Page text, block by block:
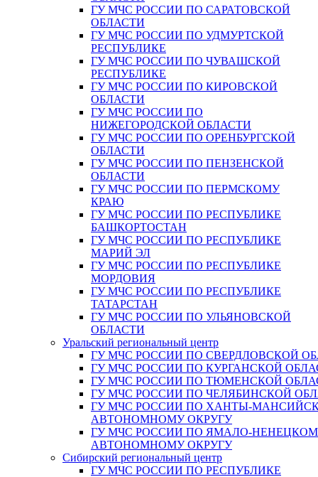
ГУ МЧС РОССИИ ПО САРАТОВСКОЙ
ОБЛАСТИ
ГУ МЧС РОССИИ ПО УДМУРТСКОЙ
РЕСПУБЛИКЕ
ГУ МЧС РОССИИ ПО ЧУВАШСКОЙ
РЕСПУБЛИКЕ
ГУ МЧС РОССИИ ПО КИРОВСКОЙ
ОБЛАСТИ
ГУ МЧС РОССИИ ПО
НИЖЕГОРОДСКОЙ ОБЛАСТИ
ГУ МЧС РОССИИ ПО ОРЕНБУРГСКОЙ
ОБЛАСТИ
ГУ МЧС РОССИИ ПО ПЕНЗЕНСКОЙ
ОБЛАСТИ
ГУ МЧС РОССИИ ПО ПЕРМСКОМУ
КРАЮ
ГУ МЧС РОССИИ ПО РЕСПУБЛИКЕ
БАШКОРТОСТАН
ГУ МЧС РОССИИ ПО РЕСПУБЛИКЕ
МАРИЙ ЭЛ
ГУ МЧС РОССИИ ПО РЕСПУБЛИКЕ
МОРДОВИЯ
ГУ МЧС РОССИИ ПО РЕСПУБЛИКЕ
ТАТАРСТАН
ГУ МЧС РОССИИ ПО УЛЬЯНОВСКОЙ
ОБЛАСТИ
Уральский региональный центр
ГУ МЧС РОССИИ ПО СВЕРДЛОВСКОЙ
ГУ МЧС РОССИИ ПО КУРГАНСКОЙ
ГУ МЧС РОССИИ ПО ТЮМЕНСКОЙ
ГУ МЧС РОССИИ ПО ЧЕЛЯБИНСКОЙ
ГУ МЧС РОССИИ ПО ХАНТЫ-
АВТОНОМНОМУ ОКРУГУ
ГУ МЧС РОССИИ ПО ЯМАЛО-
АВТОНОМНОМУ ОКРУГУ
Сибирский региональный центр
ГУ МЧС РОССИИ ПО РЕСПУБЛИКЕ